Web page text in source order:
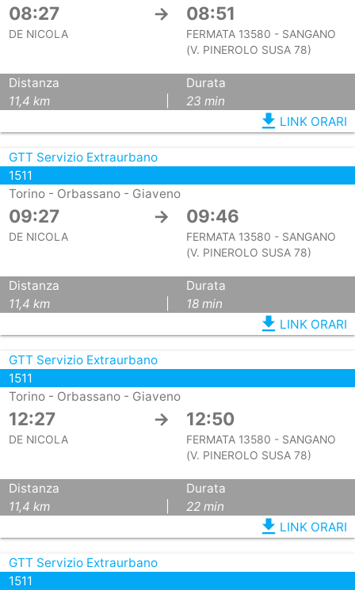
08:27 → 08:51
DE NICOLA
FERMATA 13580 - SANGANO
(V. PINEROLO SUSA 78)
Distanza
11,4 km
Durata
23 min
file_download LINK ORARI
GTT Servizio Extraurbano
1511
Torino - Orbassano - Giaveno
09:27 → 09:46
DE NICOLA
FERMATA 13580 - SANGANO
(V. PINEROLO SUSA 78)
Distanza
11,4 km
Durata
18 min
file_download LINK ORARI
GTT Servizio Extraurbano
1511
Torino - Orbassano - Giaveno
12:27 → 12:50
DE NICOLA
FERMATA 13580 - SANGANO
(V. PINEROLO SUSA 78)
Distanza
11,4 km
Durata
22 min
file_download LINK ORARI
GTT Servizio Extraurbano
1511